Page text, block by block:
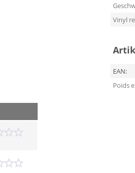
Vinyl
EAN:
Poids